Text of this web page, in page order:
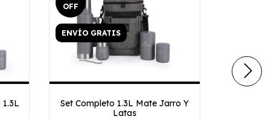
OFF
ENVÍO GRATIS
Set Completo 1.3L Mate Jarro Y
Latas